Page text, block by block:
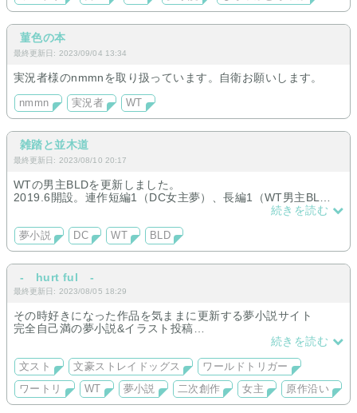
長編
短編
菫色の本
最終更新日: 2023/09/04 13:34
実況者様のnmmnを取り扱っています。自衛お願いします。
nmmn 実況者 WT
雑踏と並木道
最終更新日: 2023/08/10 20:17
WTの男主BLDを更新しました。
2019.6開設。連作短編1（DC女主夢）、長編1（WT男主BL
D）。どちらも未完。現在はDC女主短編を主に更新中。
続きを読む
夢小説 DC WT BLD
- hurt ful -
最終更新日: 2023/08/05 18:29
その時好きになった作品を気ままに更新する夢小説サイト
完全自己満の夢小説&イラスト投稿
続きを読む
文スト 文豪ストレイドッグス
ワールドトリガー
ワートリ
WT 夢小説 二次創作 女主 原作沿い